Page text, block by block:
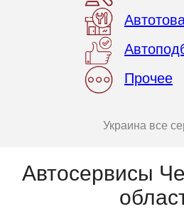
Прочее
Украина все
Автосервисы